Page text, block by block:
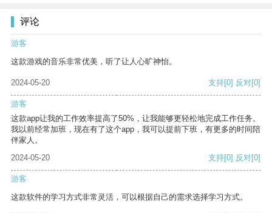
评论
游客
这款游戏的音乐非常优美，听了让人心旷神怡。
2024-05-20 支持[0] 反对[0]
游客
这款app让我的工作效率提高了50%，让我能够更轻松地完成工作任务。
我以前经常加班，现在有了这个app，我可以提前下班，有更多的时间陪
伴家人。
2024-05-20
支持[0] 反对[0]
游客
这款软件的学习方式非常灵活，可以根据自己的需求选择学习方式。